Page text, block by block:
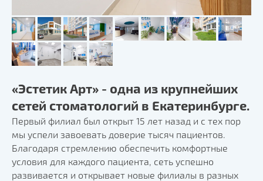
«Эстетик Арт» - одна из крупнейших
сетей стоматологий в Екатеринбурге.
Первый филиал был открыт 15 лет назад и с тех пор
мы успели завоевать доверие тысяч пациентов.
Благодаря стремлению обеспечить комфортные
условия для каждого пациента, сеть успешно
развивается и открывает новые филиалы в разных